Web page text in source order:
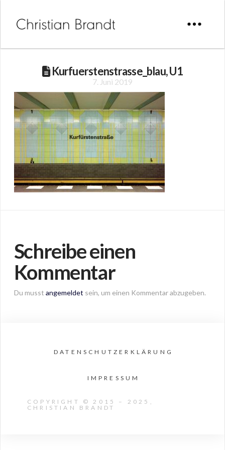
Kurfuerstenstrasse_blau, U1
7. Juni 2019
Schreibe einen
Kommentar
Du musst angemeldet sein, um einen Kommentar abzugeben.
DATENSCHUTZERKLÄRUNG
IMPRESSUM
COPYRIGHT © 2015 – 2025,
CHRISTIAN BRANDT